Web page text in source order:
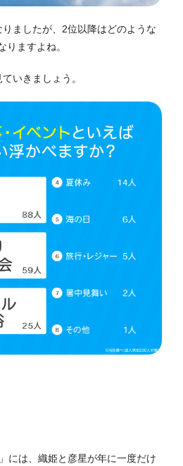
ましたが、2位以降はどのような
りますよね。
いきましょう。
には、織姫と彦星が年に一度だけ